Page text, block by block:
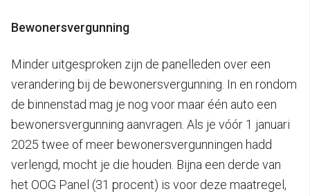
Bewonersvergunning
Minder uitgesproken zijn de panelleden over een
verandering bij de bewonersvergunning. In en rondom
de binnenstad mag je nog voor maar één auto een
bewonersvergunning aanvragen. Als je vóór 1 januari
2025 twee of meer bewonersvergunningen hadd
verlengd, mocht je die houden. Bijna een derde van
het OOG Panel (31 procent) is voor deze maatregel,